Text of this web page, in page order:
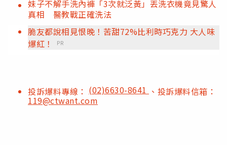
妹子不解手洗內褲「3次就泛黃」丟洗衣機竟見驚人
真相 醫教戰正確洗法
脆友都說相見恨晚！苦甜72%比利時巧克力 大人味
爆紅！
PR
投訴爆料專線： (02)6630-8641 、投訴爆料信箱：
119@ctwant.com